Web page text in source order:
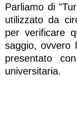
Parliamo di
utilizzato da
per verificare
saggio, ovvero
presentato
universitaria.